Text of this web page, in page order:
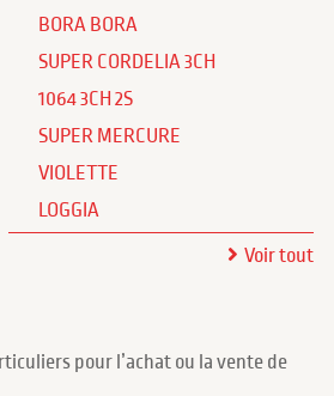
BORA BORA
SUPER CORDELIA 3CH
1064 3CH 2S
SUPER MERCURE
VIOLETTE
LOGGIA
Voir tout
pour l’achat ou la vente de